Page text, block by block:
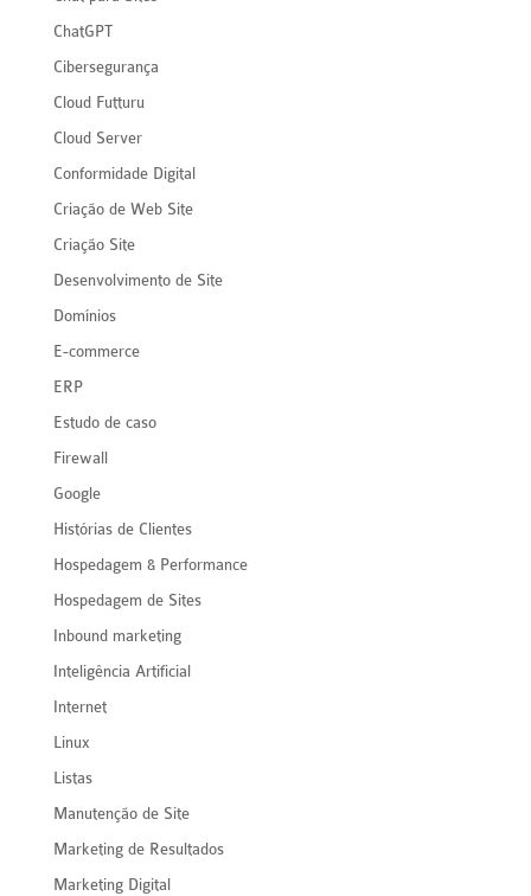
ChatGPT
Cibersegurança
Cloud Futturu
Cloud Server
Conformidade Digital
Criação de Web Site
Criação Site
Desenvolvimento de Site
Domínios
E-commerce
ERP
Estudo de caso
Firewall
Google
Histórias de Clientes
Hospedagem & Performance
Hospedagem de Sites
Inbound marketing
Inteligência Artificial
Internet
Linux
Listas
Manutenção de Site
Marketing de Resultados
Marketing Digital